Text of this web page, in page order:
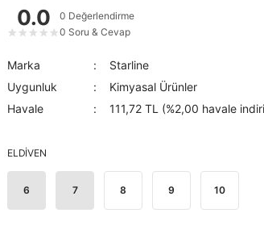
0.0
★ ★ ★ ★ ★
0 Değerlendirme
0 Soru & Cevap
Marka
Starline
Uygunluk
Kimyasal Ürünler
Havale
111,72 TL (%2,00 havale
ELDİVEN
6 7 8 9 10